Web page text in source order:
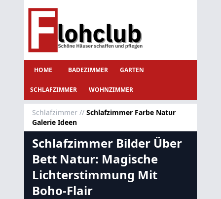
HOME BADEZIMMER GARTEN
SCHLAFZIMMER WOHNZIMMER
Schlafzimmer // Schlafzimmer Farbe Natur
Galerie Ideen
Schlafzimmer Bilder Über
Bett Natur: Magische
Lichterstimmung Mit
Boho-Flair